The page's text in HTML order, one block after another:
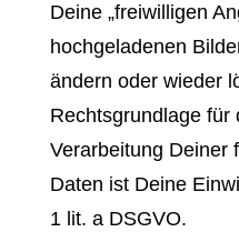
Deine „freiwilligen
hochgeladenen
ändern oder wieder
Rechtsgrundlage für
Verarbeitung Deiner
Daten ist Deine
1 lit. a DSGVO.